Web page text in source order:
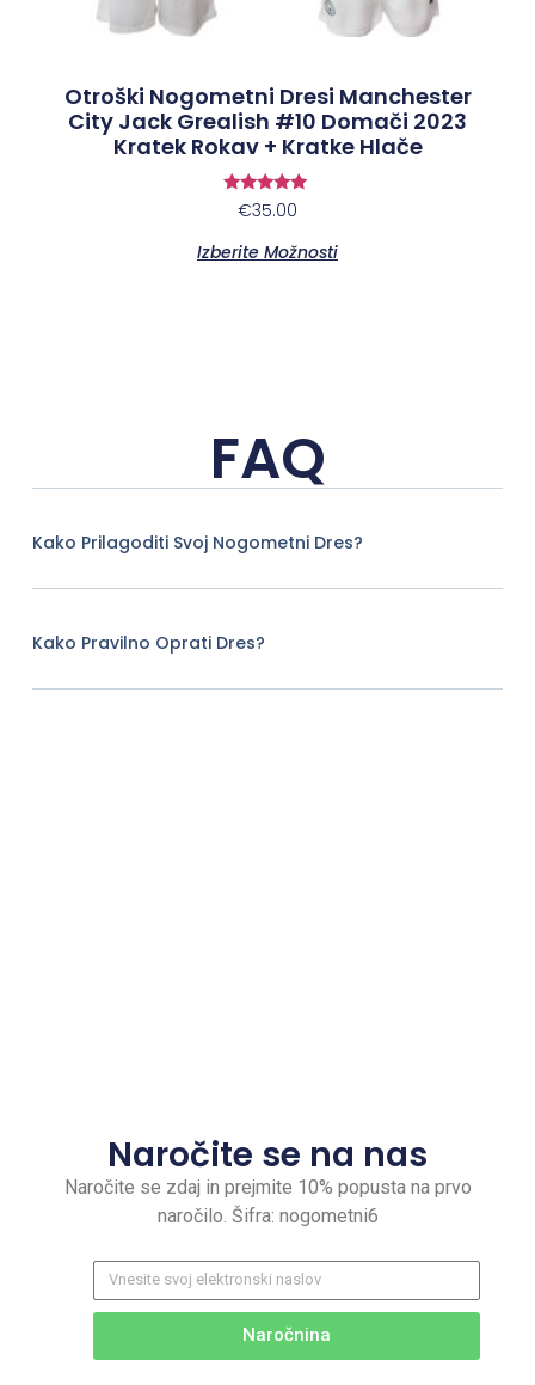
Otroški Nogometni Dresi Manchester
City Jack Grealish #10 Domači 2023
Kratek Rokav + Kratke Hlače
Ocenjeno
5.00
€35.00
Izberite Možnosti
FAQ
Kako Prilagoditi Svoj Nogometni Dres?
Kako Pravilno Oprati Dres?
Naročite se na nas
Naročite se zdaj in prejmite 10% popusta na prvo
naročilo. Šifra: nogometni6
Naročnina